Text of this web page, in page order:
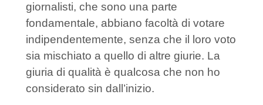
giornalisti, che sono una parte
fondamentale, abbiano facoltà di votare
indipendentemente, senza che il loro voto
sia mischiato a quello di altre giurie. La
giuria di qualità è qualcosa che non ho
considerato sin dall’inizio.